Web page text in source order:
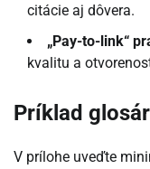
citácie aj dôvera.
„Pay-to-link“
kvalitu a
Príklad
V prílohe uveďte